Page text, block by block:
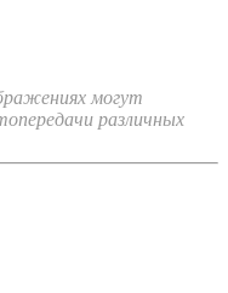
могут
различных